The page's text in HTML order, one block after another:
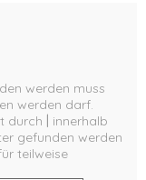
werden muss
werden darf.
durch
innerhalb
gefunden werden
teilweise